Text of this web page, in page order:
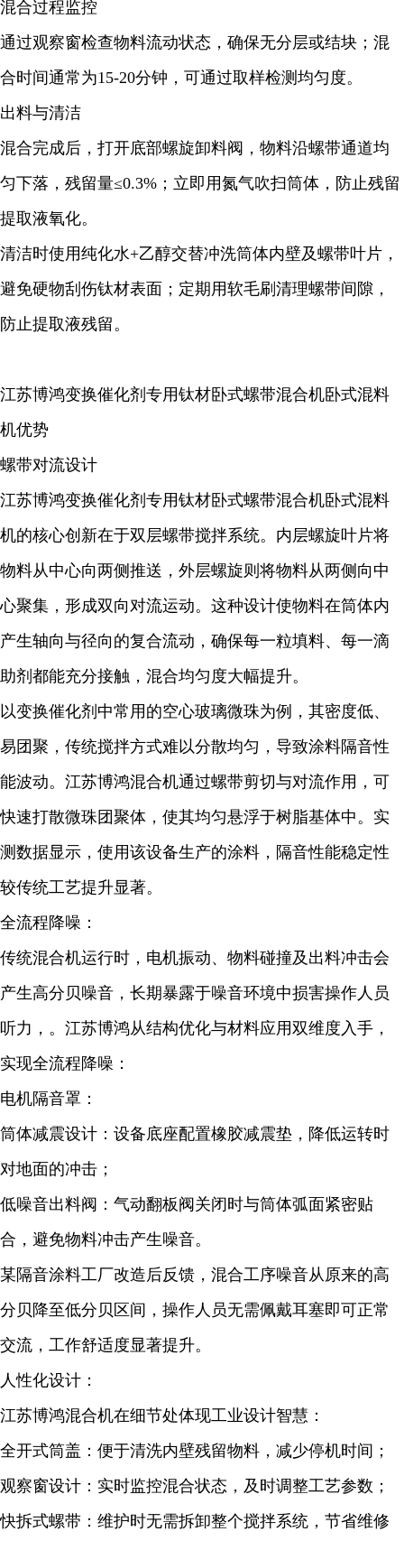
混合过程监控
通过观察窗检查物料流动状态，确保无分层或结块；混
合时间通常为15-20分钟，可通过取样检测均匀度。
出料与清洁
混合完成后，打开底部螺旋卸料阀，物料沿螺带通道均
匀下落，残留量≤0.3%；立即用氮气吹扫筒体，防止残留
提取液氧化。
清洁时使用纯化水+乙醇交替冲洗筒体内壁及螺带叶片，
避免硬物刮伤钛材表面；定期用软毛刷清理螺带间隙，
防止提取液残留。
江苏博鸿变换催化剂专用钛材卧式螺带混合机卧式混料
机优势
螺带对流设计
江苏博鸿变换催化剂专用钛材卧式螺带混合机卧式混料
机的核心创新在于双层螺带搅拌系统。内层螺旋叶片将
物料从中心向两侧推送，外层螺旋则将物料从两侧向中
心聚集，形成双向对流运动。这种设计使物料在筒体内
产生轴向与径向的复合流动，确保每一粒填料、每一滴
助剂都能充分接触，混合均匀度大幅提升。
以变换催化剂 中常用的空心玻璃微珠为例，其密度低、
易团聚，传统搅拌方式难以分散均匀，导致涂料隔音性
能波动。江苏博鸿混合机通过螺带剪切与对流作用，可
快速打散微珠团聚体，使其均匀悬浮于树脂基体中。实
测数据显示，使用该设备生产的涂料，隔音性能稳定性
较传统工艺提升显著。
全流程降噪：
传统混合机运行时，电机振动、物料碰撞及出料冲击会
产生高分贝噪音，长期暴露于噪音环境中损害操作人员
听力，。江苏博鸿从结构优化与材料应用双维度入手，
实现全流程降噪：
电机隔音罩：
筒体减震设计：设备底座配置橡胶减震垫，降低运转时
对地面的冲击；
低噪音出料阀：气动翻板阀关闭时与筒体弧面紧密贴
合，避免物料冲击产生噪音。
某隔音涂料工厂改造后反馈，混合工序噪音从原来的高
分贝降至低分贝区间，操作人员无需佩戴耳塞即可正常
交流，工作舒适度显著提升。
人性化设计：
江苏博鸿混合机在细节处体现工业设计智慧：
全开式筒盖：便于清洗内壁残留物料，减少停机时间；
观察窗设计：实时监控混合状态，及时调整工艺参数；
快拆式螺带：维护时无需拆卸整个搅拌系统，节省维修